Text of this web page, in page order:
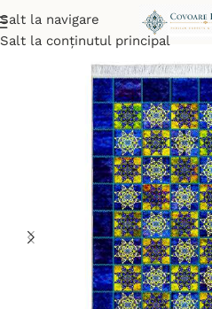
Salt la navigare
Salt la conținutul principal
Prima pagină/Covoare mecanice